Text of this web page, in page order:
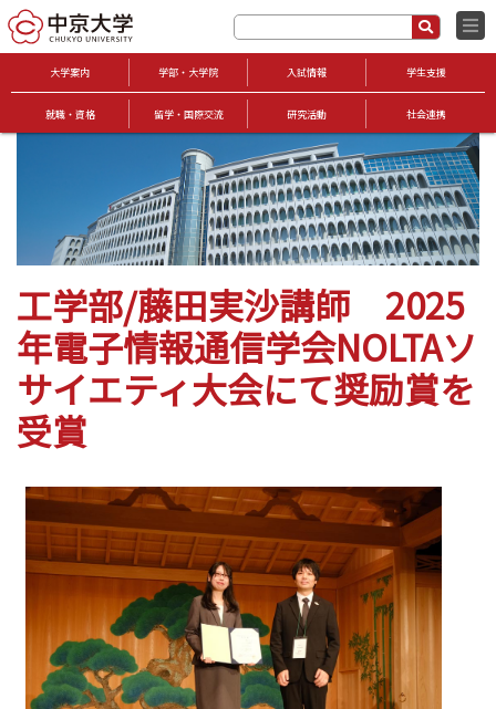
大学案内 学部・大学院 入試情報 学生支援
就職・資格 留学・国際交流 研究活動 社会連携
工学部/藤田実沙講師 2025
年電子情報通信学会NOLTAソ
サイエティ大会にて奨励賞を
受賞